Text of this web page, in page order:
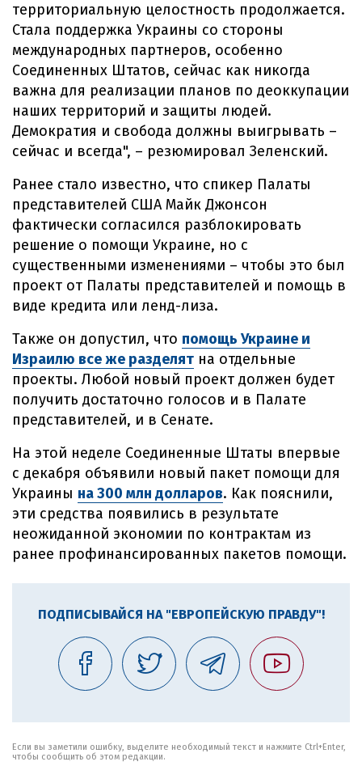
территориальную целостность продолжается.
Стала поддержка Украины со стороны
международных партнеров, особенно
Соединенных Штатов, сейчас как никогда
важна для реализации планов по деоккупации
наших территорий и защиты людей.
Демократия и свобода должны выигрывать –
сейчас и всегда", – резюмировал Зеленский.
Ранее стало известно, что спикер Палаты
представителей США Майк Джонсон
фактически согласился разблокировать
решение о помощи Украине, но с
существенными изменениями – чтобы это был
проект от Палаты представителей и помощь в
виде кредита или ленд-лиза.
Также он допустил, что помощь Украине и
Израилю все же разделят на отдельные
проекты. Любой новый проект должен будет
получить достаточно голосов и в Палате
представителей, и в Сенате.
На этой неделе Соединенные Штаты впервые
с декабря объявили новый пакет помощи для
Украины на 300 млн долларов. Как пояснили,
эти средства появились в результате
неожиданной экономии по контрактам из
ранее профинансированных пакетов помощи.
ПОДПИСЫВАЙСЯ НА "ЕВРОПЕЙСКУЮ ПРАВДУ"!
Если вы заметили ошибку, выделите необходимый текст и нажмите Ctrl+Enter,
чтобы сообщить об этом редакции.